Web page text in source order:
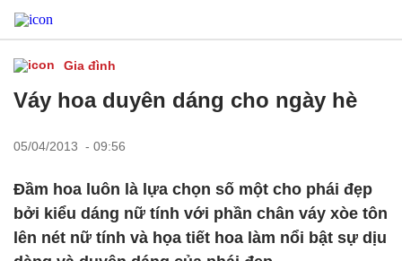
Gia đình
Váy hoa duyên dáng cho ngày hè
05/04/2013 - 09:56
Đầm hoa luôn là lựa chọn số một cho phái đẹp
bởi kiểu dáng nữ tính với phần chân váy xòe tôn
lên nét nữ tính và họa tiết hoa làm nổi bật sự dịu